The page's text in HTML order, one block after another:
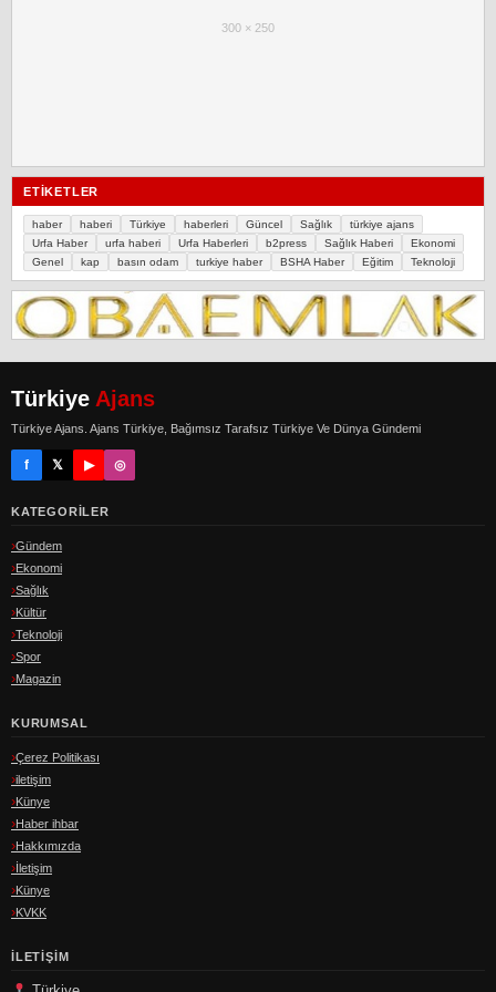
300 × 250
ETIKETLER
haber haberi Türkiye haberleri Güncel Sağlık
türkiye ajans
Urfa Haber
urfa haberi Urfa Haberleri b2press Sağlık Haberi
Ekonomi
Genel
kap basın odam turkiye haber BSHA Haber Eğitim Teknoloji
Türkiye Ajans
Türkiye Ajans. Ajans Türkiye, Bağımsız Tarafsız Türkiye Ve Dünya Gündemi
f 𝕏 ▶ ◎
KATEGORILER
Gündem
Ekonomi
Sağlık
Kültür
Teknoloji
Spor
Magazin
KURUMSAL
Çerez Politikası
iletişim
Künye
Haber ihbar
Hakkımızda
İletişim
Künye
KVKK
İLETIŞIM